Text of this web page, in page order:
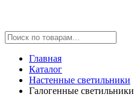
Главная
Каталог
Настенные светильники
Галогенные светильники